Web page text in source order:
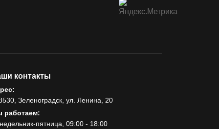
контакты
Зеленоградск, ул. Ленина, 20
работаем:
пятница, 09:00 - 18:00